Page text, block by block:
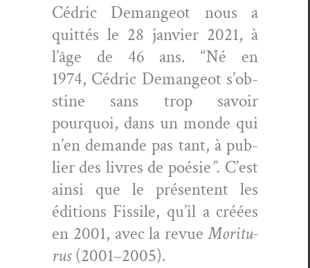
Cédric Deman­geot nous a
quit­tés le 28 jan­vi­er 2021, à
l’âge de 46 ans. “Né en
1974, Cédric Deman­geot s’ob­
s­tine sans trop savoir
pourquoi, dans un monde qui
n’en demande pas tant, à pub­
li­er des livres de poésie”. C’est
ain­si que le présen­tent les
édi­tions Fis­sile, qu’il a créées
en 2001, avecla revueMorit­u­
rus(2001–2005).